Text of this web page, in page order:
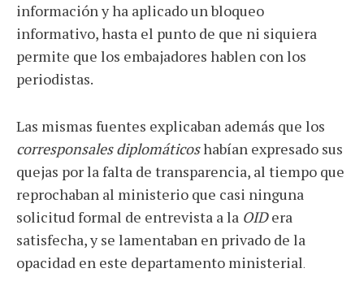
información y ha aplicado un bloqueo
informativo, hasta el punto de que ni siquiera
permite que los embajadores hablen con los
periodistas.
Las mismas fuentes explicaban además que los
corresponsales diplomáticoshabían expresado sus
quejas por la falta de transparencia, al tiempo que
reprochaban al ministerio que casi ninguna
solicitud formal de entrevista a la OIDera
satisfecha, y se lamentaban en privado de la
opacidad en este departamento ministerial.